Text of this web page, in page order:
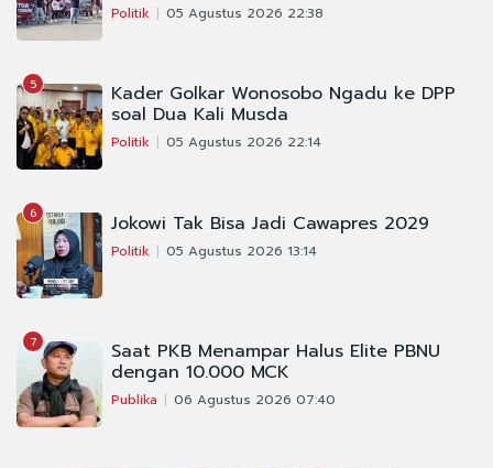
Politik 05 Agustus 2026 22:38
5 Kader Golkar Wonosobo Ngadu ke DPP
soal Dua Kali Musda
Politik 05 Agustus 2026 22:14
6 Jokowi Tak Bisa Jadi Cawapres 2029
Politik 05 Agustus 2026 13:14
7 Saat PKB Menampar Halus Elite PBNU
dengan 10.000 MCK
Publika 06 Agustus 2026 07:40